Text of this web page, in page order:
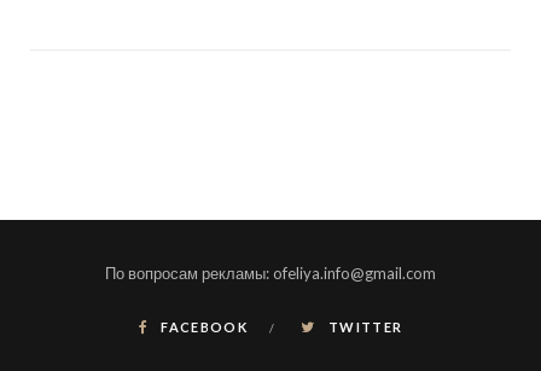
По вопросам рекламы: ofeliya.info@gmail.com
FACEBOOK TWITTER